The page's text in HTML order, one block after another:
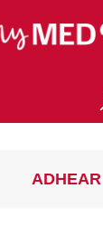
ADHEAR